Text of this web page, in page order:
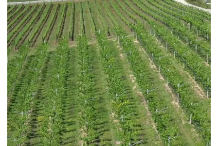
Piccoli Wine Experience
I Vini
Contatti
Wine Club